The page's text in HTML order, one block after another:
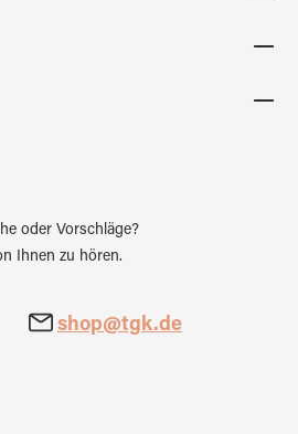
oder Vorschläge?
Ihnen zu hören.
shop@tgk.de